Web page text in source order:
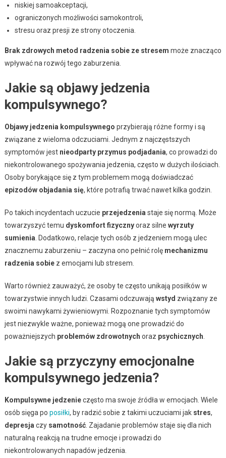
niskiej samoakceptacji,
ograniczonych możliwości samokontroli,
stresu oraz presji ze strony otoczenia.
Brak zdrowych metod radzenia sobie ze stresem może znacząco
wpływać na rozwój tego zaburzenia.
Jakie są objawy jedzenia
kompulsywnego?
Objawy jedzenia kompulsywnego przybierają różne formy i są
związane z wieloma odczuciami. Jednym z najczęstszych
symptomów jest nieodparty przymus podjadania, co prowadzi do
niekontrolowanego spożywania jedzenia, często w dużych ilościach.
Osoby borykające się z tym problemem mogą doświadczać
epizodów objadania się, które potrafią trwać nawet kilka godzin.
Po takich incydentach uczucie przejedzenia staje się normą. Może
towarzyszyć temu dyskomfort fizycznyoraz silne wyrzuty
sumienia . Dodatkowo, relacje tych osób z jedzeniem mogą ulec
znacznemu zaburzeniu – zaczyna ono pełnić rolę mechanizmu
radzenia sobiez emocjami lub stresem.
Warto również zauważyć, że osoby te często unikają posiłków w
towarzystwie innych ludzi. Czasami odczuwają wstyd związany ze
swoimi nawykami żywieniowymi. Rozpoznanie tych symptomów
jest niezwykle ważne, ponieważ mogą one prowadzić do
poważniejszych problemów zdrowotnych oraz psychicznych
Jakie są przyczyny emocjonalne
kompulsywnego jedzenia?
Kompulsywne jedzenieczęsto ma swoje źródła w emocjach. Wiele
osób sięga po posiłki, by radzić sobie z takimi uczuciami jak stres,
depresja czy samotność. Zajadanie problemów staje się dla nich
naturalną reakcją na trudne emocje i prowadzi do
niekontrolowanych napadów jedzenia.